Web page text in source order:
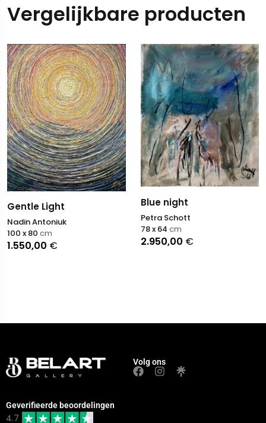
Vergelijkbare producten
Gentle Light
Nadin Antoniuk
1.550,00 €
100 x 80 cm
Blue night
Petra Schott
2.950,00 €
78 x 64 cm
Volg ons
Geverifieerde beoordelingen
4.7